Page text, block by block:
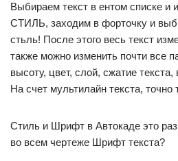
Выбираем текст в ентом списке и
СТИЛЬ, заходим в форточку и
стьль! После этого весь текст
также можно изменить почти все
высоту, цвет, слой, сжатие
На счет мультилайн текста, точно
Стиль и Шрифт в Автокаде это
во всем чертеже Шрифт текста?